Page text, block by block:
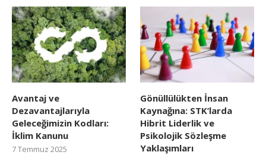
Avantaj ve
Dezavantajlarıyla
Geleceğimizin Kodları:
İklim Kanunu
7 Temmuz 2025
Gönüllülükten İnsan
Kaynağına: STK’larda
Hibrit Liderlik ve
Psikolojik Sözleşme
Yaklaşımları